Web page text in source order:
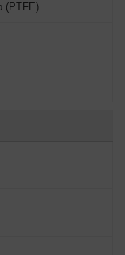
(PTFE)